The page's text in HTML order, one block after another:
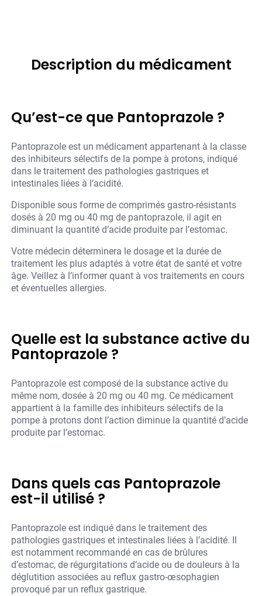
Description du médicament
Qu’est-ce que Pantoprazole ?
Pantoprazole est un médicament appartenant à la classe
des inhibiteurs sélectifs de la pompe à protons, indiqué
dans le traitement des pathologies gastriques et
intestinales liées à l’acidité.
Disponible sous forme de comprimés gastro-résistants
dosés à 20 mg ou 40 mg de pantoprazole, il agit en
diminuant la quantité d’acide produite par l’estomac.
Votre médecin déterminera le dosage et la durée de
traitement les plus adaptés à votre état de santé et votre
âge. Veillez à l’informer quant à vos traitements en cours
et éventuelles allergies.
Quelle est la substance active du
Pantoprazole ?
Pantoprazole est composé de la substance active du
même nom, dosée à 20 mg ou 40 mg. Ce médicament
appartient à la famille des inhibiteurs sélectifs de la
pompe à protons dont l’action diminue la quantité d’acide
produite par l’estomac.
Dans quels cas Pantoprazole
est-il utilisé ?
Pantoprazole est indiqué dans le traitement des
pathologies gastriques et intestinales liées à l’acidité. Il
est notamment recommandé en cas de brûlures
d’estomac, de régurgitations d’acide ou de douleurs à la
déglutition associées au reflux gastro-œsophagien
provoqué par un reflux gastrique.